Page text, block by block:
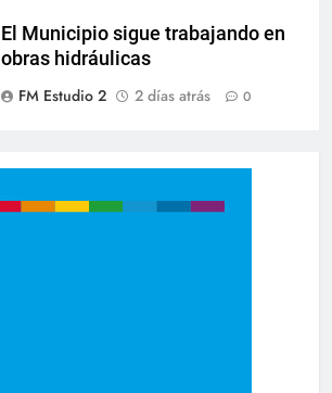
El Municipio sigue trabajando en
obras hidráulicas
FM Estudio 2
2 días atrás 0